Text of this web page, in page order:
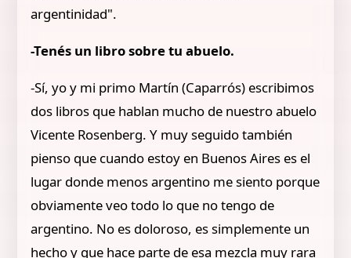
argentinidad".
-Tenés un libro sobre tu abuelo.
-Sí, yo y mi primo Martín (Caparrós) escribimos
dos libros que hablan mucho de nuestro abuelo
Vicente Rosenberg. Y muy seguido también
pienso que cuando estoy en Buenos Aires es el
lugar donde menos argentino me siento porque
obviamente veo todo lo que no tengo de
argentino. No es doloroso, es simplemente un
hecho y que hace parte de esa mezcla muy rara